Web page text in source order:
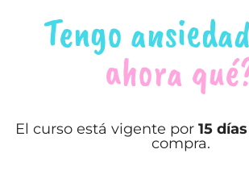
Tengo
ahora
El curso está vigente por 15 días
compra.